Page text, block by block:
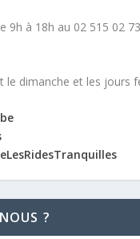
9h à 18h au 02 515 02
le dimanche et les jours
?